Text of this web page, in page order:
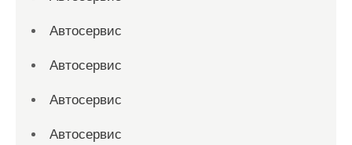
Автосервис
Автосервис
Автосервис
Автосервис